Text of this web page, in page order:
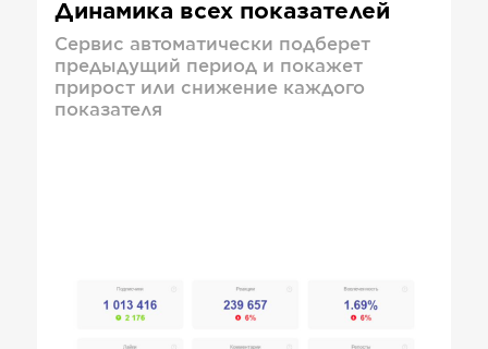
Динамика всех показателей
Сервис автоматически подберет
предыдущий период и покажет
прирост или снижение каждого
показателя